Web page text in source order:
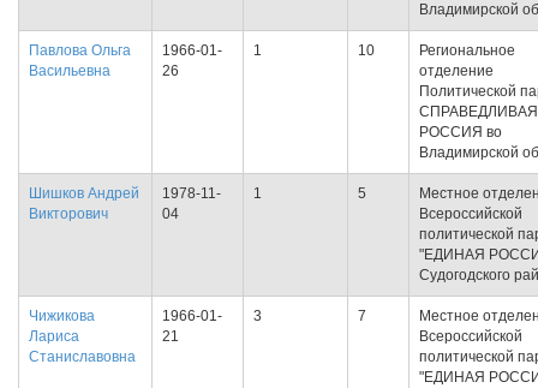
Владимирской
Павлова Ольга
Васильевна
1966-01-
26
1 10
Региональное
отделение
Политической
СПРАВЕДЛИВАЯ
РОССИЯ во
Владимирской
Шишков Андрей
Викторович
1978-11-
04
1 5
Местное
Всероссийской
политической
"ЕДИНАЯ
Судогодского
Чижикова
Лариса
Станиславовна
1966-01-
21
3 7
Местное
Всероссийской
политической
"ЕДИНАЯ